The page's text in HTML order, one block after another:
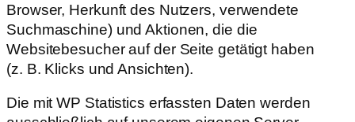
Browser, Herkunft des Nutzers, verwendete
Suchmaschine) und Aktionen, die die
Websitebesucher auf der Seite getätigt haben
(z. B. Klicks und Ansichten).
Die mit WP Statistics erfassten Daten werden